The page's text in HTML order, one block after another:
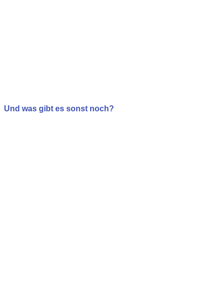
Und was gibt es sonst noch?